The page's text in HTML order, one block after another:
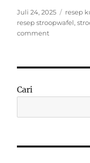
Posted
on
Juli 24, 2025 resep
resep stroopwafel,
commenton
Khas
yang
Lezat
Cari